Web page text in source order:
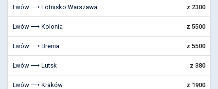
Lwów ⟶ Lotnisko Warszawa z 2300
Lwów ⟶ Kolonia z 5500
Lwów ⟶ Brema z 5500
Lwów ⟶ Lutsk z 380
Lwów ⟶ Kraków z 1900